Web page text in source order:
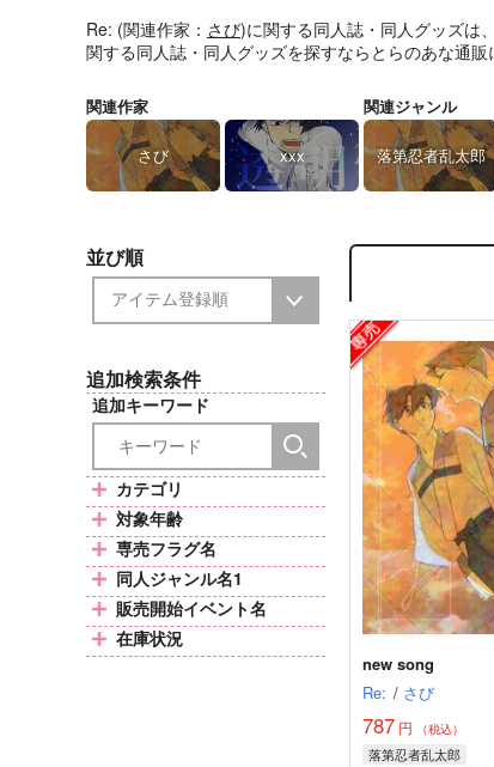
Re: (関連作家： さび)に関する同人誌・同人グッズは
関する同人誌・同人グッズを探すならとらのあな通販
関連作家
さび xxx
関連ジャンル
落第忍者乱太郎
並び順
追加検索条件
追加キーワード
カテゴリ
対象年齢
専売フラグ名
同人ジャンル名1
販売開始イベント名
在庫状況
new song
Re: / さび
787 円 （税込）
落第忍者乱太郎